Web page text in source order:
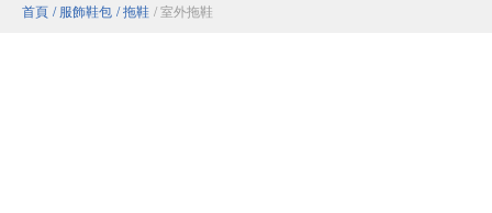
首頁 / 服飾鞋包 / 拖鞋 / 室外拖鞋